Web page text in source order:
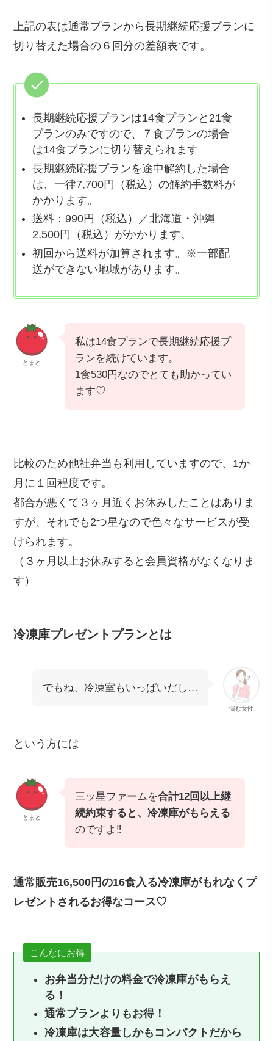
上記の表は通常プランから長期継続応援プランに
切り替えた場合の６回分の差額表です。
長期継続応援プランは14食プランと21食
プランのみですので、７食プランの場合
は14食プランに切り替えられます
長期継続応援プランを途中解約した場合
は、一律7,700円（税込）の解約手数料が
かかります。
送料：990円（税込）／北海道・沖縄
2,500円（税込）がかかります。
初回から送料が加算されます。※一部配
送ができない地域があります。
とまと
私は14食プランで長期継続応援プ
ランを続けています。
1食530円なのでとても助かってい
ます♡
比較のため他社弁当も利用していますので、1か
月に１回程度です。
都合が悪くて３ヶ月近くお休みしたことはありま
すが、それでも2つ星なので色々なサービスが受
けられます。
（３ヶ月以上お休みすると会員資格がなくなりま
す）
冷凍庫プレゼントプランとは
悩む女性
でもね、冷凍室もいっぱいだし…
という方には
とまと
三ッ星ファームを合計12回以上継
続約束すると、冷凍庫がもらえる
のですよ‼
通常販売16,500円の16食入る冷凍庫がもれなくプ
レゼントされるお得なコース♡
こんなにお得
お弁当分だけの料金で冷凍庫がもらえ
る！
通常プランよりもお得！
冷凍庫は大容量しかもコンパクトだから